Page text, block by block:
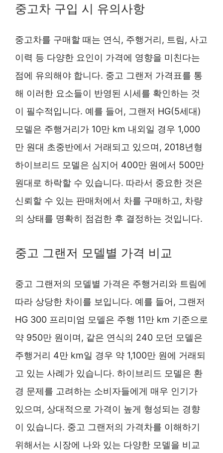
중고차 구입 시 유의사항
중고차를 구매할 때는 연식, 주행거리, 트림, 사고
이력 등 다양한 요인이 가격에 영향을 미친다는
점에 유의해야 합니다. 중고 그랜저 가격표를 통
해 이러한 요소들이 반영된 시세를 확인하는 것
이 필수적입니다. 예를 들어, 그랜저 HG(5세대)
모델은 주행거리가 10만 km 내외일 경우 1,000
만 원대 초중반에서 거래되고 있으며, 2018년형
하이브리드 모델은 심지어 400만 원에서 500만
원대로 하락할 수 있습니다. 따라서 중요한 것은
신뢰할 수 있는 판매처에서 차를 구매하고, 차량
의 상태를 명확히 점검한 후 결정하는 것입니다.
중고 그랜저 모델별 가격 비교
중고 그랜저의 모델별 가격은 주행거리와 트림에
따라 상당한 차이를 보입니다. 예를 들어, 그랜저
HG 300 프리미엄 모델은 주행 11만 km 기준으로
약 950만 원이며, 같은 연식의 240 모던 모델은
주행거리 4만 km일 경우 약 1,100만 원에 거래되
고 있는 사례가 있습니다. 하이브리드 모델은 환
경 문제를 고려하는 소비자들에게 매우 인기가
있으며, 상대적으로 가격이 높게 형성되는 경향
이 있습니다. 중고 그랜저의 가격차를 이해하기
위해서는 시장에 나와 있는 다양한 모델을 비교